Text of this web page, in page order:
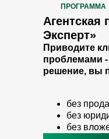
ПРОГРАММА
Агентская
Эксперт»
Приводите
проблемами
решение, вы
без
без
без